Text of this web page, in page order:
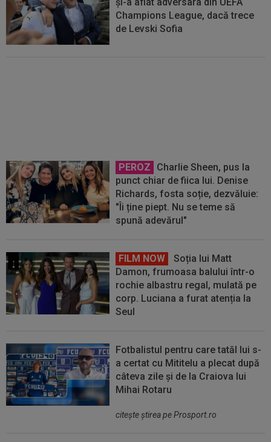
și-a aflat adversara din UEFA
Champions League, dacă trece
de Levski Sofia
PEROZ
Charlie Sheen, pus la
punct chiar de fiica lui. Denise
Richards, fosta soție, dezvăluie:
"Îi ține piept. Nu se teme să
spună adevărul"
FILM NOW
Soția lui Matt
Damon, frumoasa balului într-o
rochie albastru regal, mulată pe
corp. Luciana a furat atenția la
Seul
Fotbalistul pentru care tatăl lui s-
a certat cu Mititelu a plecat după
câteva zile și de la Craiova lui
Mihai Rotaru
citeşte ştirea pe Prosport.ro